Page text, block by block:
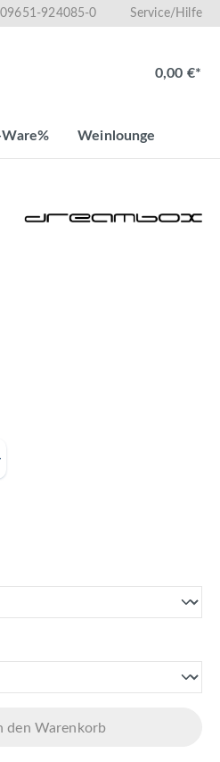
09651-924085-0 Service/Hilfe
0,00 €*
Ware% Weinlounge
Wert ein
den Warenkorb